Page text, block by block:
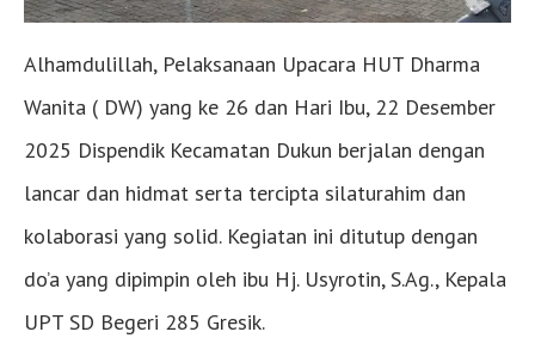
Alhamdulillah, Pelaksanaan Upacara HUT Dharma
Wanita ( DW) yang ke 26 dan Hari Ibu, 22 Desember
2025 Dispendik Kecamatan Dukun berjalan dengan
lancar dan hidmat serta tercipta silaturahim dan
kolaborasi yang solid. Kegiatan ini ditutup dengan
do’a yang dipimpin oleh ibu Hj. Usyrotin, S.Ag., Kepala
UPT SD Begeri 285 Gresik.